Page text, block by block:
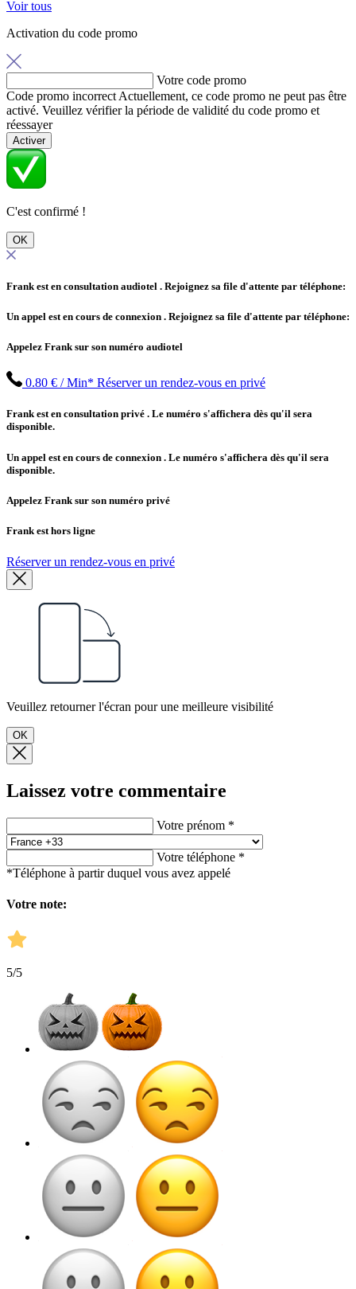
Voir tous
Activation du code promo
Votre code promo
Code promo incorrect Actuellement, ce code promo ne peut pas être
activé. Veuillez vérifier la période de validité du code promo et
réessayer
Activer
C'est confirmé !
OK
Frank est en consultation audiotel . Rejoignez sa file d'attente par téléphone:
Un appel est en cours de connexion . Rejoignez sa file d'attente par téléphone:
Appelez Frank sur son numéro audiotel
0.80 € / Min* Réserver un rendez-vous en privé
Frank est en consultation privé . Le numéro s'affichera dès qu'il sera
disponible.
Un appel est en cours de connexion . Le numéro s'affichera dès qu'il sera
disponible.
Appelez Frank sur son numéro privé
Frank est hors ligne
Réserver un rendez-vous en privé
Veuillez retourner l'écran pour une meilleure visibilité
OK
Laissez votre commentaire
Votre prénom *
Votre téléphone *
*Téléphone à partir duquel vous avez appelé
Votre note:
5/5